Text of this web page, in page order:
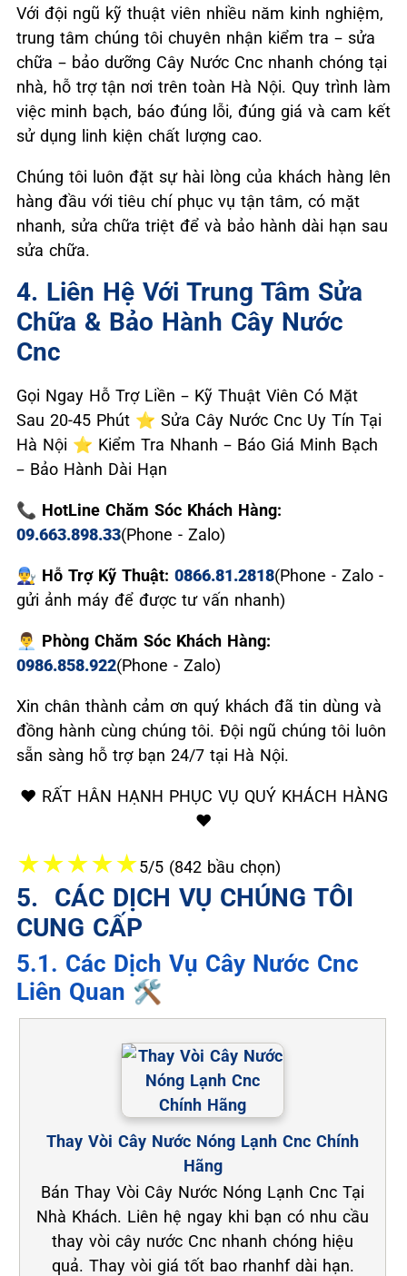
Với đội ngũ kỹ thuật viên nhiều năm kinh nghiệm,
trung tâm chúng tôi chuyên nhận kiểm tra – sửa
chữa – bảo dưỡng Cây Nước Cnc nhanh chóng tại
nhà, hỗ trợ tận nơi trên toàn Hà Nội. Quy trình làm
việc minh bạch, báo đúng lỗi, đúng giá và cam kết
sử dụng linh kiện chất lượng cao.
Chúng tôi luôn đặt sự hài lòng của khách hàng lên
hàng đầu với tiêu chí phục vụ tận tâm, có mặt
nhanh, sửa chữa triệt để và bảo hành dài hạn sau
sửa chữa.
4. Liên Hệ Với Trung Tâm Sửa
Chữa & Bảo Hành Cây Nước
Cnc
Gọi Ngay Hỗ Trợ Liền – Kỹ Thuật Viên Có Mặt
Sau 20-45 Phút ⭐ Sửa Cây Nước Cnc Uy Tín Tại
Hà Nội ⭐ Kiểm Tra Nhanh – Báo Giá Minh Bạch
– Bảo Hành Dài Hạn
📞 HotLine Chăm Sóc Khách Hàng:
09.663.898.33(Phone - Zalo)
👨‍🔧 Hỗ Trợ Kỹ Thuật: 0866.81.2818(Phone - Zalo -
gửi ảnh máy để được tư vấn nhanh)
👨‍💼 Phòng Chăm Sóc Khách Hàng:
0986.858.922(Phone - Zalo)
Xin chân thành cảm ơn quý khách đã tin dùng và
đồng hành cùng chúng tôi. Đội ngũ chúng tôi luôn
sẵn sàng hỗ trợ bạn 24/7 tại Hà Nội.
❤️ RẤT HÂN HẠNH PHỤC VỤ QUÝ KHÁCH HÀNG
❤️
★★★★★5/5 (842 bầu chọn)
5. ️ CÁC DỊCH VỤ CHÚNG TÔI
CUNG CẤP
5.1. Các Dịch Vụ Cây Nước Cnc
Liên Quan 🛠️
Thay Vòi Cây Nước Nóng Lạnh Cnc Chính
Hãng
Bán Thay Vòi Cây Nước Nóng Lạnh Cnc Tại
Nhà Khách. Liên hệ ngay khi bạn có nhu cầu
thay vòi cây nước Cnc nhanh chóng hiệu
quả. Thay vòi giá tốt bao rhanhf dài hạn.